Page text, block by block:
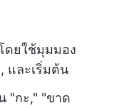
ดยใช้มุมมอง
และเริ่มต้น
"กะ," "ขาด